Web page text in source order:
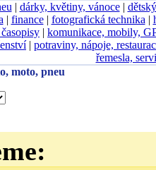
| dárky, květiny, vánoce|
| finance| fotografická technika |
| komunikace, mobily,
| potraviny, nápoje,
řemesla,
moto, pneu